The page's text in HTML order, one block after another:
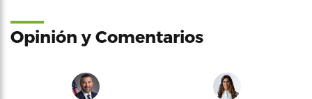
Opinión y Comentarios